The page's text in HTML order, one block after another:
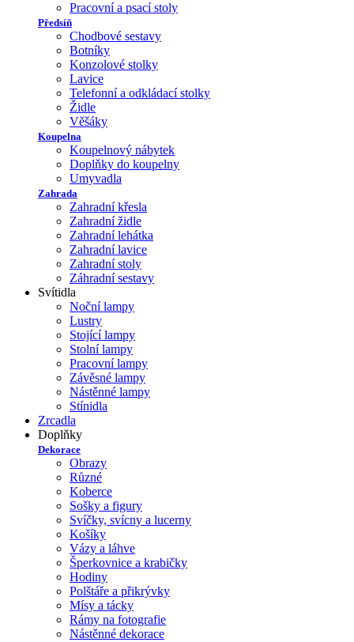
Pracovní a psací stoly
Předsíň
Chodbové sestavy
Botníky
Konzolové stolky
Lavice
Telefonní a odkládací stolky
Židle
Věšáky
Koupelna
Koupelnový nábytek
Doplňky do koupelny
Umyvadla
Zahrada
Zahradní křesla
Zahradní židle
Zahradní lehátka
Zahradní lavice
Zahradní stoly
Záhradní sestavy
Svítidla
Noční lampy
Lustry
Stojící lampy
Stolní lampy
Pracovní lampy
Závěsné lampy
Nástěnné lampy
Stínidla
Zrcadla
Doplňky
Dekorace
Obrazy
Různé
Koberce
Sošky a figury
Svíčky, svícny a lucerny
Košíky
Vázy a láhve
Šperkovnice a krabičky
Hodiny
Polštáře a přikrývky
Mísy a tácky
Rámy na fotografie
Nástěnné dekorace